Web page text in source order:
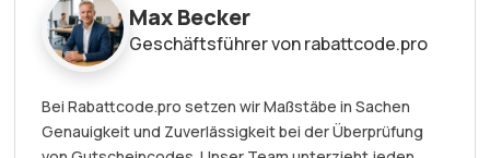
Max Becker
Geschäftsführer von rabattcode.pro
Bei Rabattcode.pro setzen wir Maßstäbe in Sachen
Genauigkeit und Zuverlässigkeit bei der Überprüfung